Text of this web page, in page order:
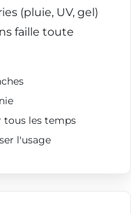
(pluie, UV, gel)
faille toute
tous les temps
l'usage